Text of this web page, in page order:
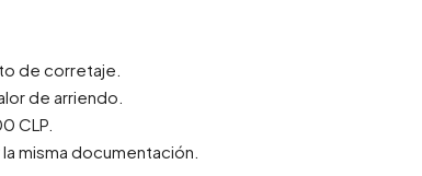
de corretaje.
de arriendo.
CLP.
misma documentación.